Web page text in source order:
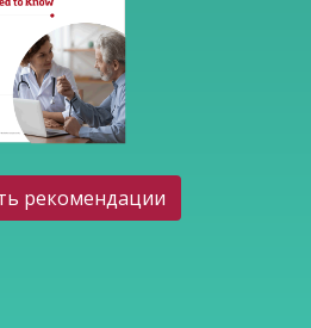
рекомендации